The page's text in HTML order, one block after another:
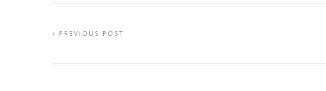
PREVIOUS POST